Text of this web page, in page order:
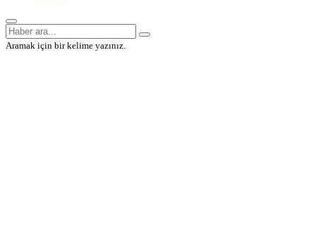
Aramak için bir kelime yazınız.